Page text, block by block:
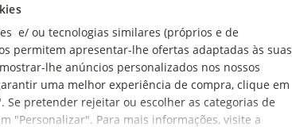
e/ ou tecnologias similares (próprios e de
permitem apresentar-lhe ofertas adaptadas às suas
lhe anúncios personalizados nos nossos
uma melhor experiência de compra, clique em
Se pretender rejeitar ou escolher as categorias de
"Personalizar". Para mais informações, visite a